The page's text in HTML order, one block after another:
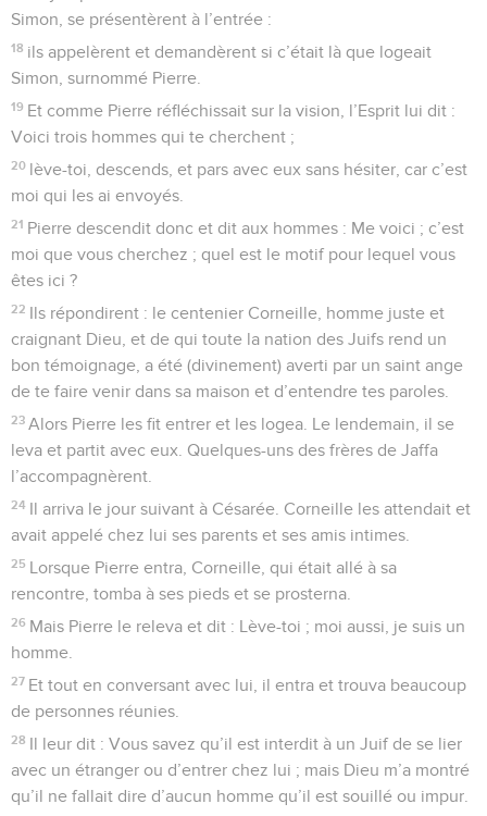
Simon, se présentèrent à l’entrée :
18 ils appelèrent et demandèrent si c’était là que logeait
Simon, surnommé Pierre.
19 Et comme Pierre réfléchissait sur la vision, l’Esprit lui dit :
Voici trois hommes qui te cherchent ;
20 lève-toi, descends, et pars avec eux sans hésiter, car c’est
moi qui les ai envoyés.
21 Pierre descendit donc et dit aux hommes : Me voici ; c’est
moi que vous cherchez ; quel est le motif pour lequel vous
êtes ici ?
22 Ils répondirent : le centenier Corneille, homme juste et
craignant Dieu, et de qui toute la nation des Juifs rend un
bon témoignage, a été (divinement) averti par un saint ange
de te faire venir dans sa maison et d’entendre tes paroles.
23 Alors Pierre les fit entrer et les logea. Le lendemain, il se
leva et partit avec eux. Quelques-uns des frères de Jaffa
l’accompagnèrent.
24 Il arriva le jour suivant à Césarée. Corneille les attendait et
avait appelé chez lui ses parents et ses amis intimes.
25 Lorsque Pierre entra, Corneille, qui était allé à sa
rencontre, tomba à ses pieds et se prosterna.
26 Mais Pierre le releva et dit : Lève-toi ; moi aussi, je suis un
homme.
27 Et tout en conversant avec lui, il entra et trouva beaucoup
de personnes réunies.
28 Il leur dit : Vous savez qu’il est interdit à un Juif de se lier
avec un étranger ou d’entrer chez lui ; mais Dieu m’a montré
qu’il ne fallait dire d’aucun homme qu’il est souillé ou impur.